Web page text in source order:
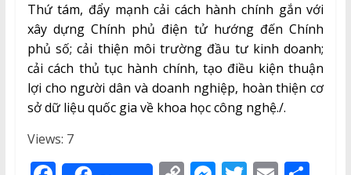
Thứ tám, đẩy mạnh cải cách hành chính gắn với
xây dựng Chính phủ điện tử hướng đến Chính
phủ số; cải thiện môi trường đầu tư kinh doanh;
cải cách thủ tục hành chính, tạo điều kiện thuận
lợi cho người dân và doanh nghiệp, hoàn thiện cơ
sở dữ liệu quốc gia về khoa học công nghệ./.
Views: 7